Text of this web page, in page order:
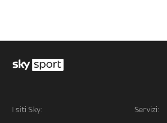
I siti Sky: Servizi: